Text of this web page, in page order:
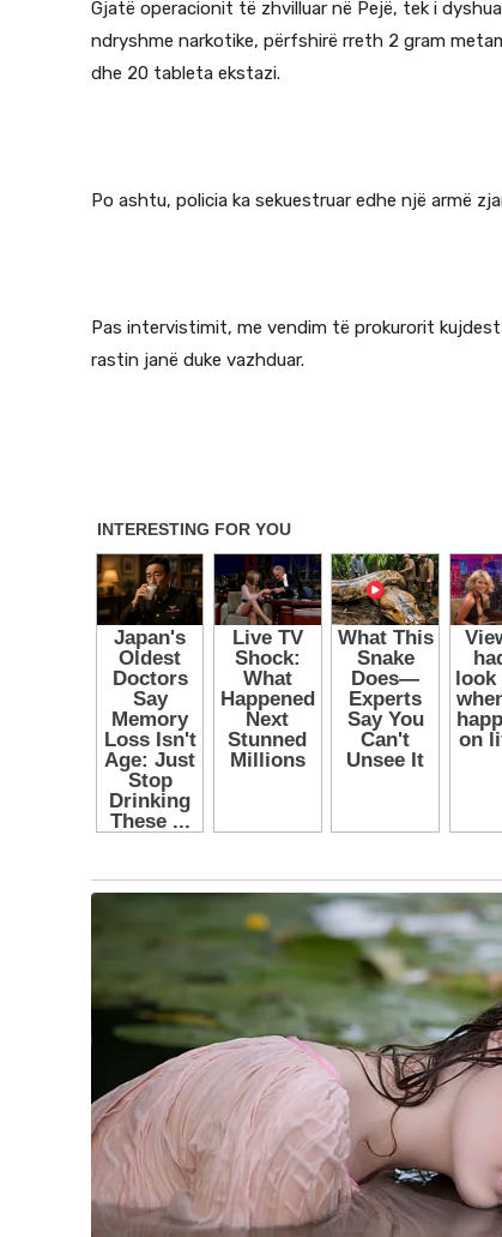
Gjatë operacionit të zhvilluar në Pejë, tek i
ndryshme narkotike, përfshirë rreth 2 gram
dhe 20 tableta ekstazi.
Po ashtu, policia ka sekuestruar edhe një armë
Pas intervistimit, me vendim të prokurorit
rastin janë duke vazhduar.